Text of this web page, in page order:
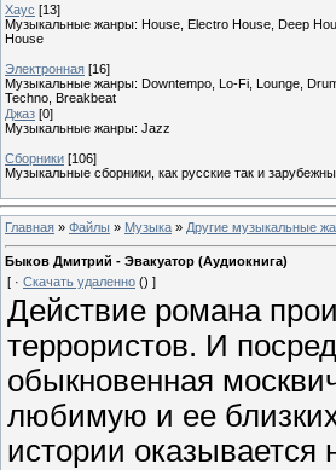
Хаус [13]
Музыкальные жанры: House, Electro House, Deep
House
Электронная [16]
Музыкальные жанры: Downtempo, Lo-Fi, Lounge,
Techno, Breakbeat
Джаз [0]
Музыкальные жанры: Jazz
Сборники [106]
Музыкальные сборники, как русские так и
Главная » Файлы » Музыка » Другие музыкальные
Быков Дмитрий - Эвакуатор (Аудиокнига)
[ · Скачать удаленно () ]
Действие романа
террористов. И
обыкновенная
любимую и ее
истории